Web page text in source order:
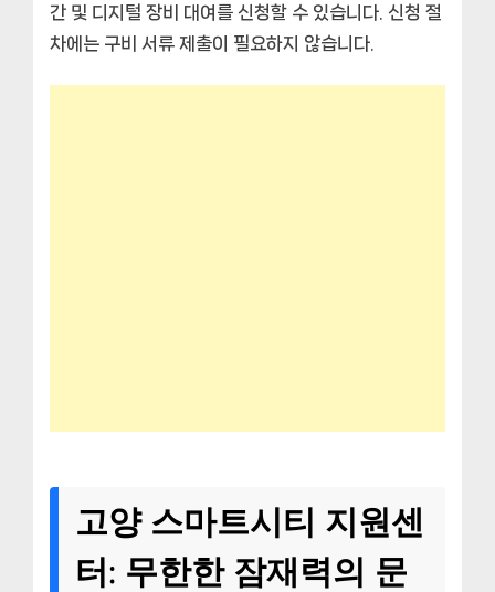
간 및 디지털 장비 대여를 신청할 수 있습니다. 신청 절
차에는 구비 서류 제출이 필요하지 않습니다.
고양 스마트시티 지원센
터: 무한한 잠재력의 문